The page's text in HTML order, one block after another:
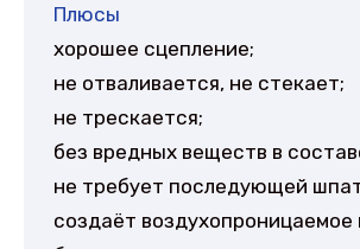
Плюсы
хорошее сцепление;
не отваливается, не стекает;
не трескается;
без вредных веществ в
не требует последующей
создаёт воздухопроницаемое